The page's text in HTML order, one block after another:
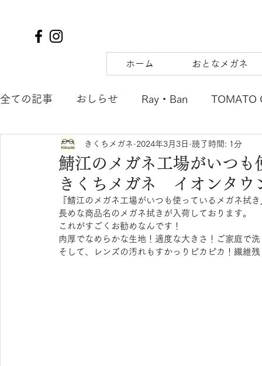
ホーム おとなメガネ
全ての記事 おしらせ Ray・Ban TOMATO
TIFFANY&Co. to hers SOLAIZ DJUAL
SAMURAI SHO mu tsubura
POLICE OAKLEY agnes b. ENFANT
鯖江のメガネ工場がいつ
きくちメガネ イオンタ
きくちメガネ 2024年3月3日 読了時間: 1分
『鯖江のメガネ工場がいつも使っているメガネ拭き
長めな商品名のメガネ拭きが入荷しております。
これがすごくお勧めなんです！
肉厚でなめらかな生地！適度な大きさ！ご家庭で洗
そして、レンズの汚れもすかっりピカピカ！繊維